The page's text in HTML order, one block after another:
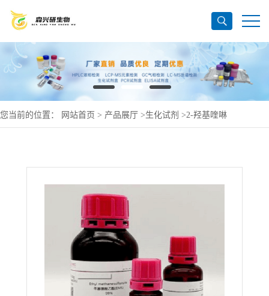
您当前的位置： 网站首页 > 产品展厅 >生化试剂 >2-羟基喹啉